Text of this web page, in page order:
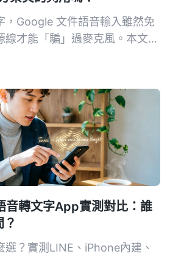
，Google 文件語音輸入雖然免
線才能「騙」過麥克風。本文實
哪個最省時間。
音轉文字App實測對比：誰
選？實測LINE、iPhone內建、